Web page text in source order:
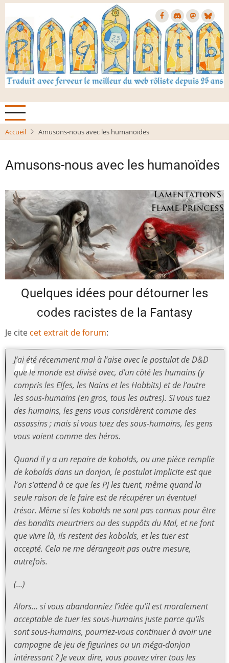
Aller
contenu
principal
Accueil Amusons-nous avec les humanoïdes
Amusons-nous avec les humanoïdes
Quelques idées pour détourner les
codes racistes de la Fantasy
Je cite cet extrait de forum:
J’ai été récemment mal à l’aise avec le postulat deD&D
que le monde est divisé avec, d’un côté les humains (y
compris les Elfes, les Nains et les Hobbits) et de l’autre
les sous-humains (en gros, tous les autres). Si vous tuez
des humains, les gens vous considèrent comme des
assassins ; mais si vous tuez des sous-humains, les gens
vous voient comme des héros.
Quand il y a un repaire de kobolds, ou une pièce remplie
de kobolds dans un donjon, le postulat implicite est que
l’on s’attend à ce que les PJ les tuent, même quand la
seule raison de le faire est de récupérer un éventuel
trésor. Même si les kobolds ne sont pas connus pour être
des bandits meurtriers ou des suppôts du Mal, et ne font
que vivre là, ils restent des kobolds, et les tuer est
accepté. Cela ne me dérangeait pas outre mesure,
autrefois.
(…)
Alors… si vous abandonniez l’idée qu’il est moralement
acceptable de tuer les sous-humains juste parce qu’ils
sont sous-humains, pourriez-vous continuer à avoir une
campagne de jeu de figurines ou un méga-donjon
intéressant ? Je veux dire, vous pouvez virer tous les